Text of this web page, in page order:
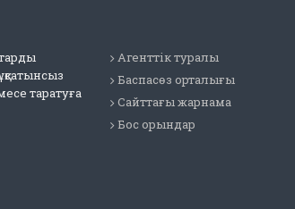
таратуға
Агенттік туралы
Баспасөз орталығы
Сайттағы жарнама
Бос орындар